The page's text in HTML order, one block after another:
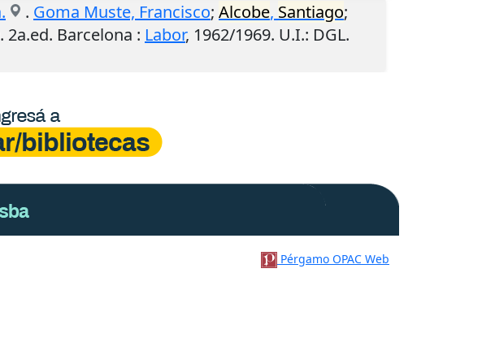
. Goma Muste, Francisco; Alcobe, Santiago;
2a.ed. Barcelona : Labor, 1962/1969. U.I.: DGL.
Pérgamo OPAC Web